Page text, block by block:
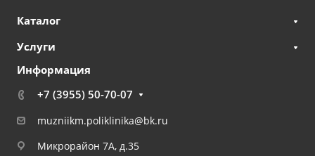
Каталог
Услуги
Информация
+7 (3955) 50-70-07
muzniikm.poliklinika@bk.ru
Микрорайон 7А, д.35